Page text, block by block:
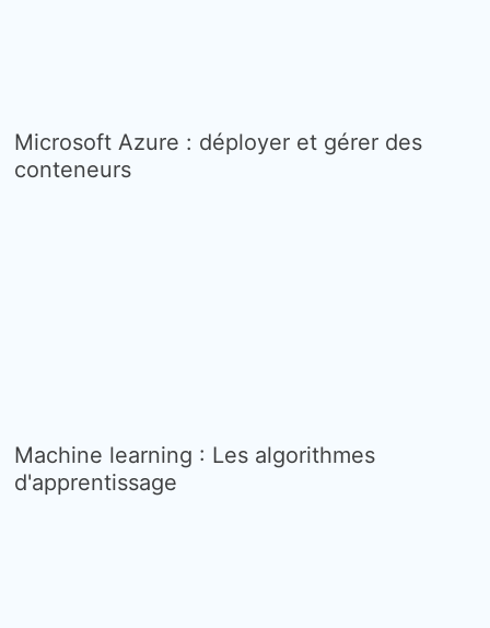
Microsoft Azure : déployer et gérer des
conteneurs
Machine learning : Les algorithmes
d'apprentissage